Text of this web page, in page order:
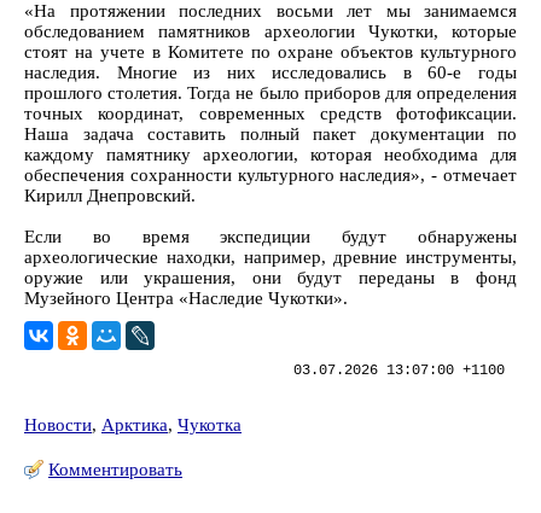
«На протяжении последних восьми лет мы занимаемся
обследованием памятников археологии Чукотки, которые
стоят на учете в Комитете по охране объектов культурного
наследия. Многие из них исследовались в 60-е годы
прошлого столетия. Тогда не было приборов для определения
точных координат, современных средств фотофиксации.
Наша задача составить полный пакет документации по
каждому памятнику археологии, которая необходима для
обеспечения сохранности культурного наследия», - отмечает
Кирилл Днепровский.
Если во время экспедиции будут обнаружены
археологические находки, например, древние инструменты,
оружие или украшения, они будут переданы в фонд
Музейного Центра «Наследие Чукотки».
03.07.2026 13:07:00 +1100
Новости, Арктика, Чукотка
Комментировать